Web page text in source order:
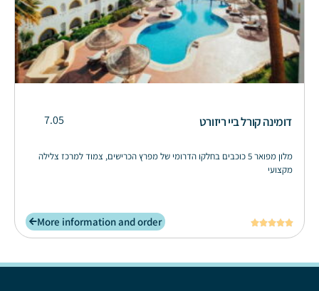
דומינה קורל ביי ריזורט 7.05
מלון מפואר 5 כוכבים בחלקו הדרומי של מפרץ הכרישים, צמוד למרכז צלילה
מקצועי





More information and order